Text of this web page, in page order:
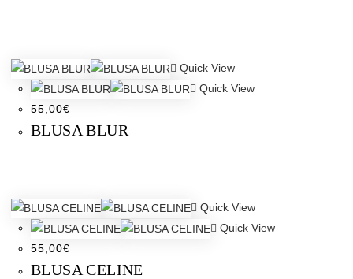
Quick View
Quick View
55,00€
BLUSA BLUR
Quick View
Quick View
55,00€
BLUSA CELINE